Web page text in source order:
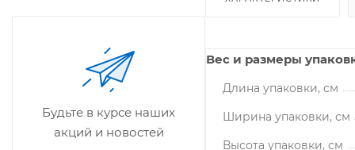
Вес и размеры
Длина упаковки, см
Ширина упаковки, см
Высота упаковки, см
Будьте в курсе наших
акций и новостей